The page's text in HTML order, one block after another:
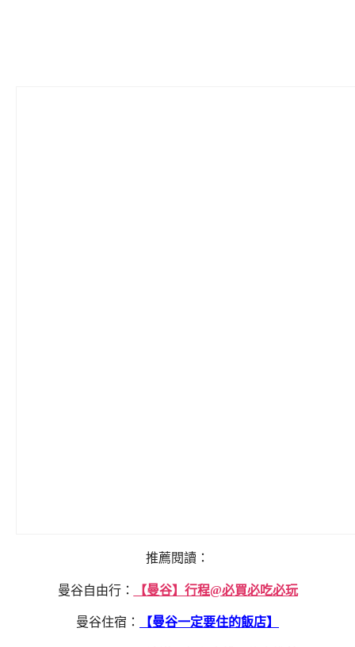
推薦閱讀：
曼谷自由行： 【曼谷】行程@必買必吃必玩
曼谷住宿： 【曼谷一定要住的飯店】